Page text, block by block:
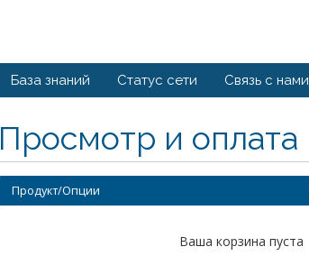
База знаний Статус сети Связь с нами
Просмотр и оплата
Продукт/Опции
Ваша корзина пуста